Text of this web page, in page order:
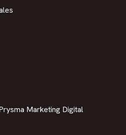
Marketing Digital